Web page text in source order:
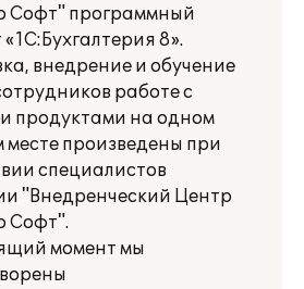
Софт" программный
8».
внедрение и обучение
работе с
продуктами на одном
месте произведены при
специалистов
"Внедренческий Центр
Софт".
момент мы